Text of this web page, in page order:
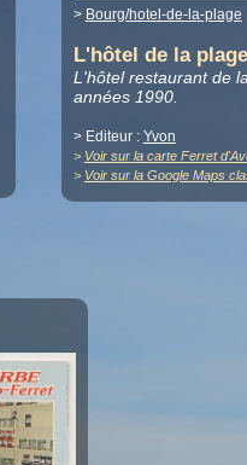
> Bourg/hotel-de-la-plage
L'hôtel de la plage
L'hôtel restaurant de
années 1990.
> Editeur : Yvon
> Voir sur la carte Ferret
> Voir sur la Google Maps